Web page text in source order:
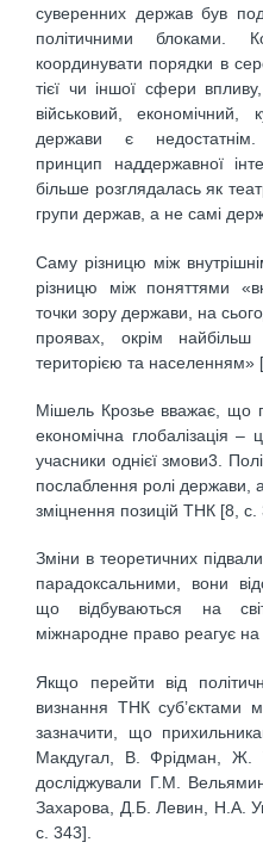
суверенних держав був
політичними блоками.
координувати порядки в
тієї чи іншої сфери
військовий, економічний,
держави є недостатнім.
принцип наддержавної
більше розглядалась як
групи держав, а не самі
Саму різницю між
різницю між поняттями
точки зору держави, на
проявах, окрім
територією та населенням»
Мішель Крозье вважає, що
економічна глобалізація
учасники однієї змови3.
послаблення ролі держави,
зміцнення позицій ТНК [8, с.
Зміни в теоретичних
парадоксальними, вони
що відбуваються на
міжнародне право реагує
Якщо перейти від
визнання ТНК суб’єктами
зазначити, що
Макдугал, В. Фрідман, Ж.
досліджували Г.М.
Захарова, Д.Б. Левин, Н.А.
с. 343].